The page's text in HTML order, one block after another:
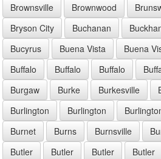
Brownsville
Brownwood
Bryson City
Buchanan
Bucyrus
Buena Vista Buena
Buffalo
Buffalo Buffalo
Burgaw
Burke Burkesville
Burlington
Burlington
Burnet
Burns Burnsville
Butler
Butler Butler Butler